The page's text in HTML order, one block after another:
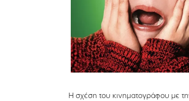
Η σχέση του κινηματογράφου με